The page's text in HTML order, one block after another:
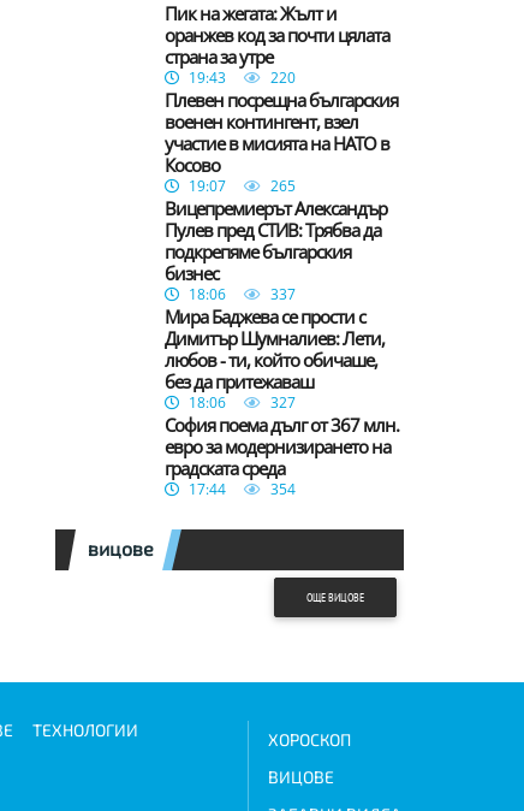
Пик на жегата: Жълт и
оранжев код за почти цялата
страна за утре
19:43 220
Плевен посрещна българския
военен контингент, взел
участие в мисията на НАТО в
Косово
19:07 265
Вицепремиерът Александър
Пулев пред СТИВ: Трябва да
подкрепяме българския
бизнес
18:06 337
Мира Баджева се прости с
Димитър Шумналиев: Лети,
любов - ти, който обичаше,
без да притежаваш
18:06 327
София поема дълг от 367 млн.
евро за модернизирането на
градската среда
17:44 354
вицове
ОЩЕ ВИЦОВЕ
ТЕХНОЛОГИИ
ХОРОСКОП
ВИЦОВЕ